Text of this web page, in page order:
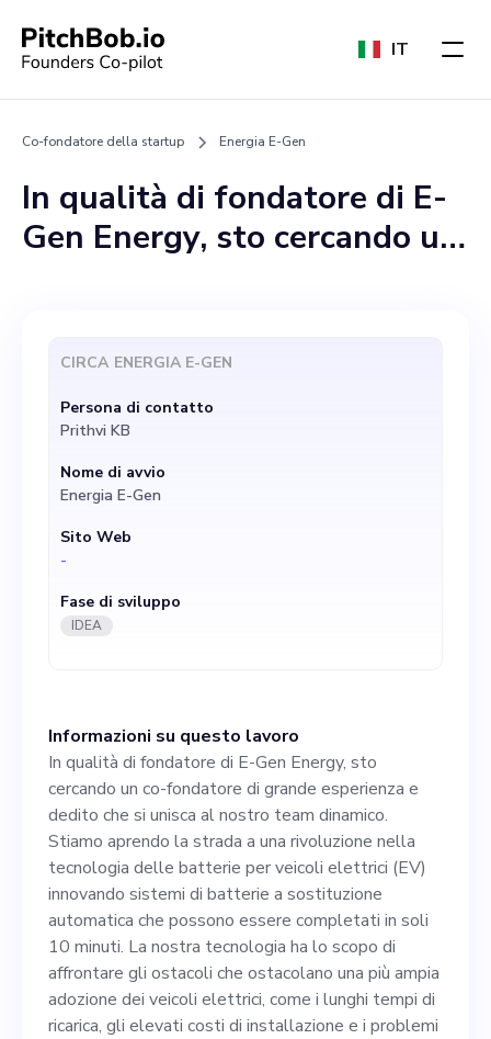
IT
Co-fondatore della startup Energia E-Gen
In qualità di fondatore di E-
Gen Energy, sto cercando un
unisca al nostro team
dinamico. Stiamo aprendo la
strada a una rivoluzione
nella tecnologia delle
batterie per veicoli elettrici
(EV) innovando sistemi di
batterie a sostituzione
automatica che possono
ha lo scopo di affrontare gli
ostacoli che ostacolano una
più ampia adozione dei
veicoli elettrici, come i lunghi
tempi di ricarica, gli elevati
costi di installazione e i
problemi di compatibilità
con l'infrastruttura
Informazioni su questo lavoro
In qualità di fondatore di E-Gen Energy, sto
cercando un co-fondatore di grande esperienza e
dedito che si unisca al nostro team dinamico.
Stiamo aprendo la strada a una rivoluzione nella
tecnologia delle batterie per veicoli elettrici (EV)
innovando sistemi di batterie a sostituzione
automatica che possono essere completati in soli
10 minuti. La nostra tecnologia ha lo scopo di
affrontare gli ostacoli che ostacolano una più ampia
adozione dei veicoli elettrici, come i lunghi tempi di
ricarica, gli elevati costi di installazione e i problemi
CIRCA ENERGIA E-GEN
Persona di contatto
Prithvi KB
Nome di avvio
Energia E-Gen
Sito Web
-
Fase di sviluppo
IDEA